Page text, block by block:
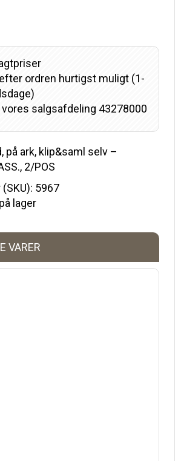
ordren hurtigst muligt (1-
salgsafdeling 43278000
på ark, klip&saml selv –
2/POS
5967
lager
VARER